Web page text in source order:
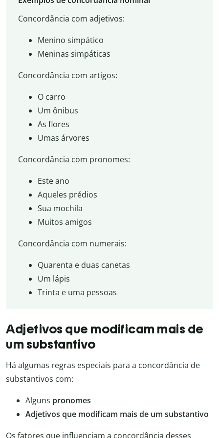
Concordância com adjetivos:
Menino simpático
Meninas simpáticas
Concordância com artigos:
O carro
Um ônibus
As flores
Umas árvores
Concordância com pronomes:
Este ano
Aqueles prédios
Sua mochila
Muitos amigos
Concordância com numerais:
Quarenta e duas canetas
Um lápis
Trinta e uma pessoas
Adjetivos que modificam mais de
um substantivo
Há algumas regras especiais para a concordância de
substantivos com:
Alguns pronomes
Adjetivos que modificam mais de um substantivo
Os fatores que influenciam a concordância desses